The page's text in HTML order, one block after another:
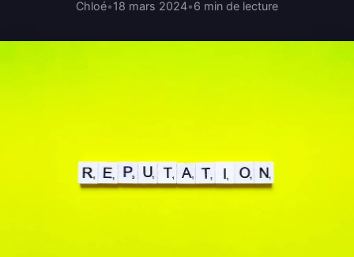
Chloé•18 mars 2024•6 min de lecture